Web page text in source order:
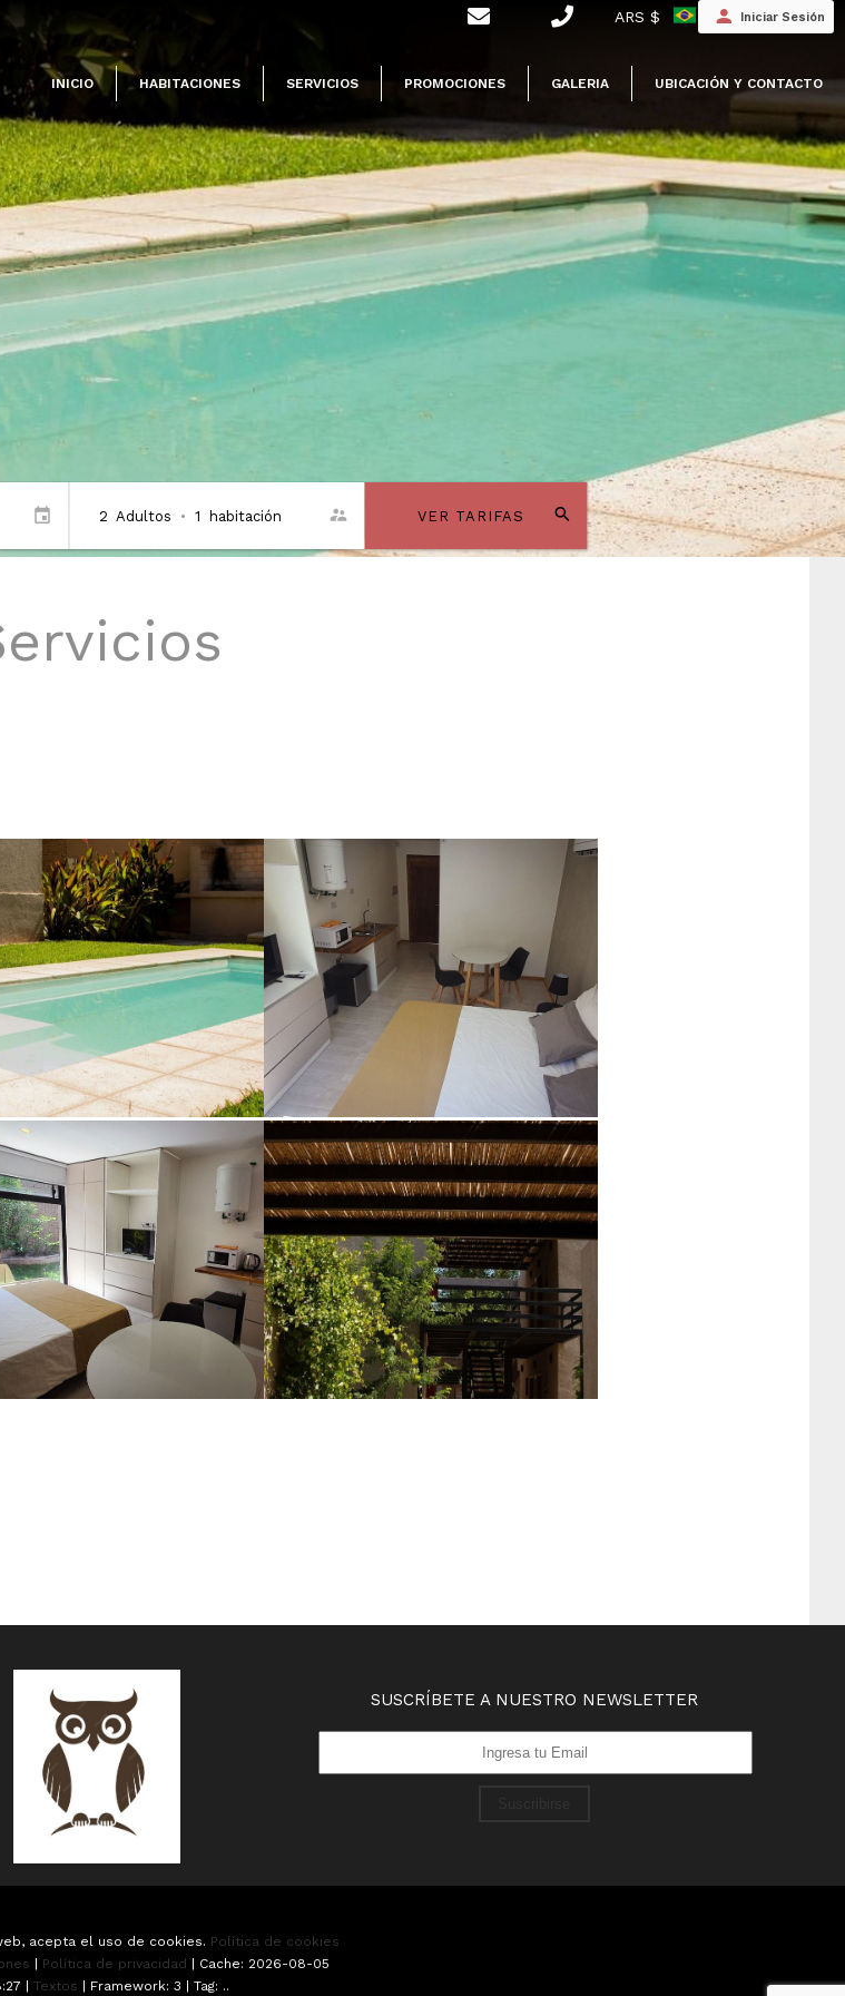
INICIO HABITACIONES SERVICIOS PROMOCIONES GALERIA UBICACIÓN Y CONTACTO
ARS $ Iniciar Sesión
2 Adultos • 1 habitación VER TARIFAS
SUSCRÍBETE A NUESTRO NEWSLETTER
acepta el uso de cookies. Política de cookies
Política de privacidad
Cache: 2026-08-05
| Textos Framework: 3 | Tag: ..